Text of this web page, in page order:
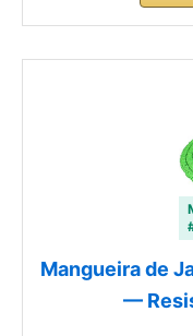
Mangueira de
—